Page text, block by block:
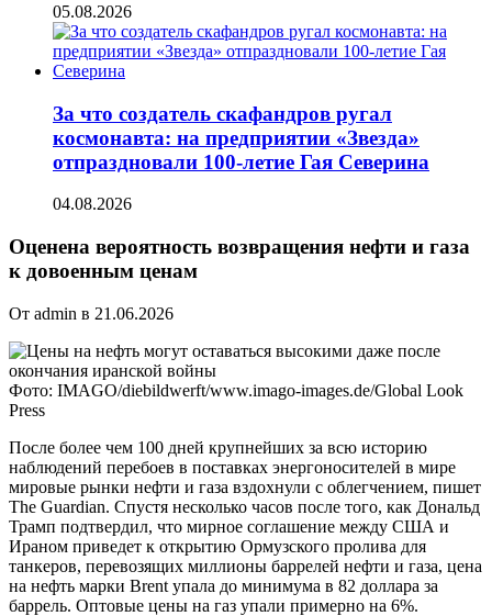
05.08.2026
За что создатель скафандров ругал
космонавта: на предприятии «Звезда»
отпраздновали 100-летие Гая Северина
04.08.2026
Оценена вероятность возвращения нефти и газа
к довоенным ценам
От admin в 21.06.2026
Фото: IMAGO/diebildwerft/www.imago-images.de/Global Look
Press
После более чем 100 дней крупнейших за всю историю
наблюдений перебоев в поставках энергоносителей в мире
мировые рынки нефти и газа вздохнули с облегчением, пишет
The Guardian. Спустя несколько часов после того, как Дональд
Трамп подтвердил, что мирное соглашение между США и
Ираном приведет к открытию Ормузского пролива для
танкеров, перевозящих миллионы баррелей нефти и газа, цена
на нефть марки Brent упала до минимума в 82 доллара за
баррель. Оптовые цены на газ упали примерно на 6%.